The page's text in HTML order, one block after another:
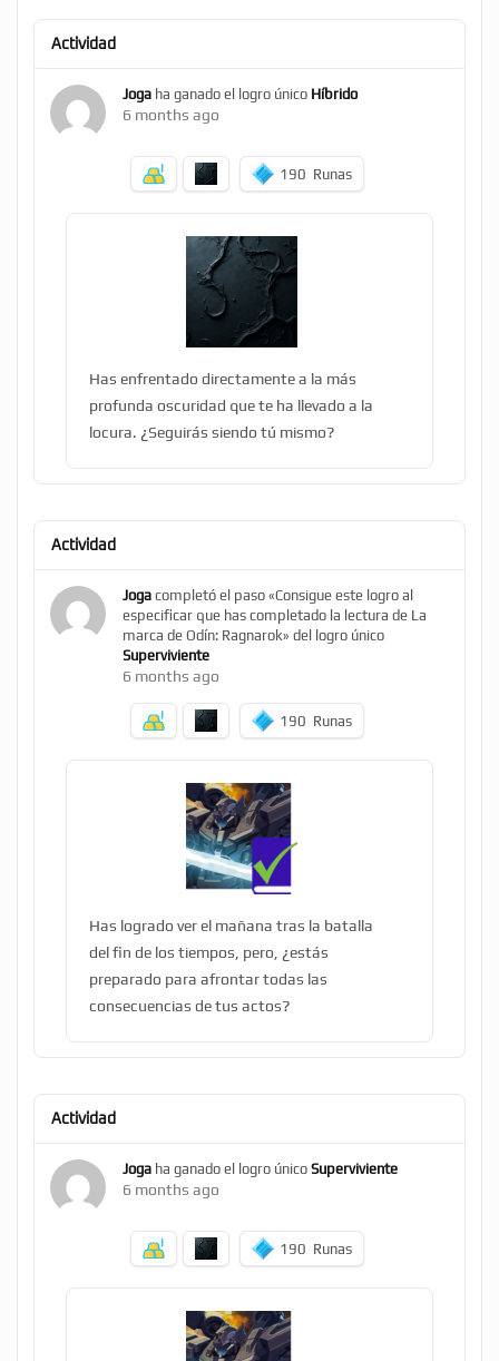
Actividad
Joga ha ganado el logro único Híbrido
6 months ago
190 Runas
Has enfrentado directamente a la más
profunda oscuridad que te ha llevado a la
locura. ¿Seguirás siendo tú mismo?
Actividad
Joga completó el paso «Consigue este logro al
especificar que has completado la lectura de La
marca de Odín: Ragnarok» del logro único
Superviviente
6 months ago
190 Runas
Has logrado ver el mañana tras la batalla
del fin de los tiempos, pero, ¿estás
preparado para afrontar todas las
consecuencias de tus actos?
Actividad
Joga ha ganado el logro único Superviviente
6 months ago
190 Runas